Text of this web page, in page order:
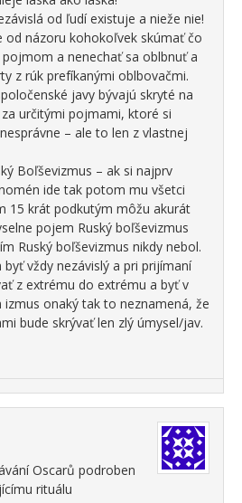
od ľudí existuje a nieže nie!
od názoru kohokoľvek skúmať čo
a nenechať sa oblbnuť a
z rúk prefíkanými oblbovačmi.
javy bývajú skryté na
určitými pojmami, ktoré si
– ale to len z vlastnej
Boľševizmus – ak si najprv
ide tak potom mu všetci
15 krát podkutým môžu akurát
pojem Ruský boľševizmus
Ruský boľševizmus nikdy nebol.
vždy nezávislý a pri prijímaní
z extrému do extrému a byť v
onaký tak to neznamená, že
bude skrývať len zlý úmysel/jav.
Oscarů podroben
rituálu